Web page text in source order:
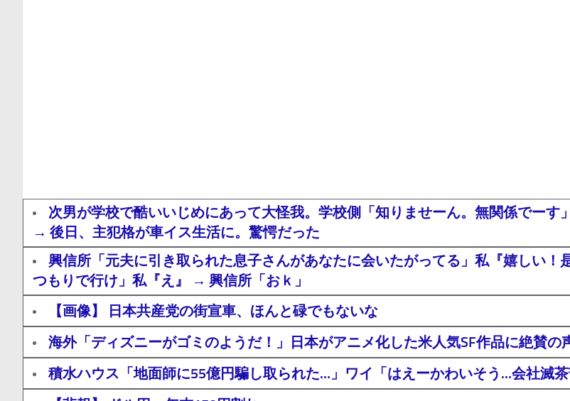
次男が学校で酷いいじめにあって大怪我。学校側「知りませーん。無関係でーす
→ 後日、主犯格が車イス生活に。驚愕だった
興信所「元夫に引き取られた息子さんがあなたに会いたがってる」私『嬉しい
つもりで行け」私『え』 → 興信所「おｋ」
【画像】 日本共産党の街宣車、ほんと碌でもないな
海外「ディズニーがゴミのようだ！」日本がアニメ化した米人気SF作品に絶賛の
積水ハウス「地面師に55億円騙し取られた…」ワイ「はえーかわいそう…会社滅茶